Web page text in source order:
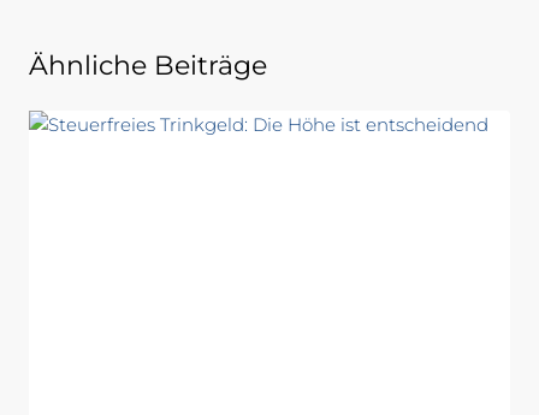
Ähnliche Beiträge